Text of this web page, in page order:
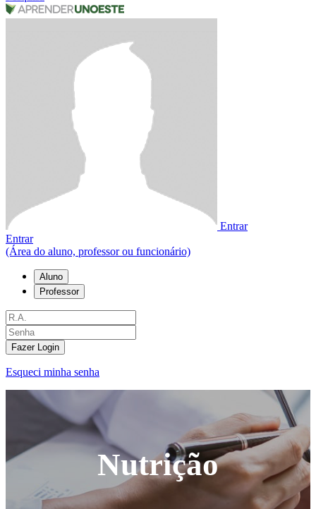
Entrar
Entrar
(Área do aluno, professor ou funcionário)
Aluno
Professor
Fazer Login
Esqueci minha senha
Nutrição